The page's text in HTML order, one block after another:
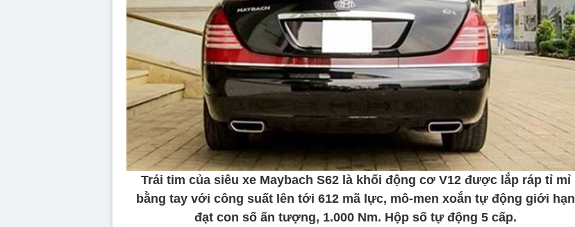
Trái tim của siêu xe Maybach S62 là khối động cơ V12 được lắp ráp tỉ mỉ
bằng tay với công suất lên tới 612 mã lực, mô-men xoắn tự động giới hạn
đạt con số ấn tượng, 1.000 Nm. Hộp số tự động 5 cấp.